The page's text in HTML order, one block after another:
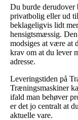
Du burde derudover
privatbolig eller ud
beklageligvis lidt
hensigtsmæssig.
modsiges at være at
krav om at du lever
adresse.
Leveringstiden på
Træningsmaskiner
ifald man behøver
er det jo centralt at
aktuelle vare.